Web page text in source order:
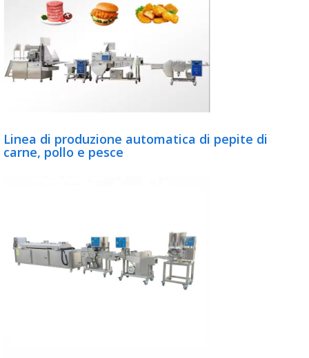
Linea di produzione automatica di pepite di
carne, pollo e pesce